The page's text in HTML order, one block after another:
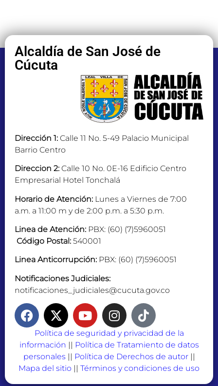
Alcaldía de San José de
Cúcuta
Dirección 1: Calle 11 No. 5-49 Palacio Municipal
Barrio Centro
Direccion 2: Calle 10 No. 0E-16 Edificio Centro
Empresarial Hotel Tonchalá
Horario de Atención: Lunes a Viernes de 7:00
a.m. a 11:00 m y de 2:00 p.m. a 5:30 p.m.
Linea de Atención: PBX: (60) (7)5960051
Código Postal: 540001
Linea Anticorrupción: PBX: (60) (7)5960051
Notificaciones Judiciales:
notificaciones_judiciales@cucuta.gov.co
Política de seguridad y privacidad de la
información
Política de Tratamiento de datos
personales
Política de Derechos de autor||
Mapa del sitio
Términos y condiciones de uso